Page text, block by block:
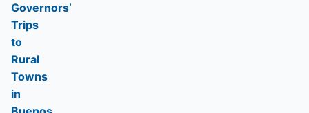
Governors’
Trips
to
Rural
Towns
in